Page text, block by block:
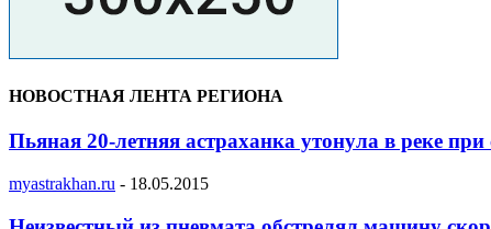
НОВОСТНАЯ ЛЕНТА РЕГИОНА
Пьяная 20-летняя астраханка утонула в реке при
myastrakhan.ru - 18.05.2015